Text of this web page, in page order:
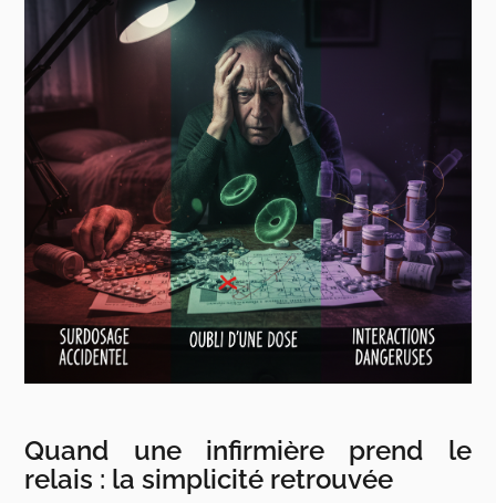
Quand une infirmière prend le
relais : la simplicité retrouvée